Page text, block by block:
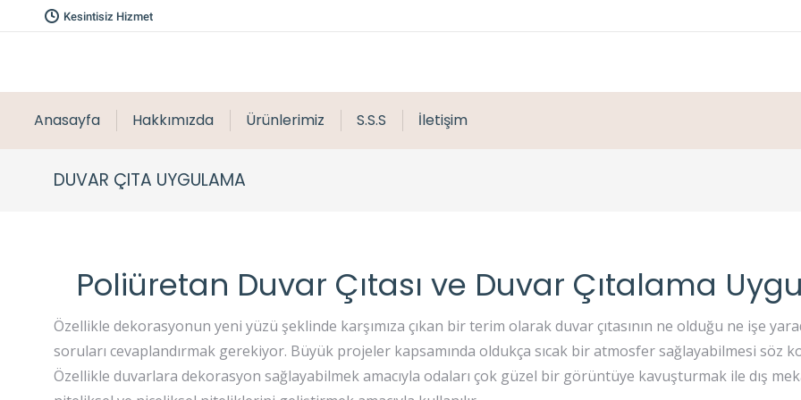
Kesintisiz Hizmet
Anasayfa Hakkımızda Ürünlerimiz S.S.S İletişim
DUVAR ÇITA UYGULAMA
Poliüretan Duvar Çıtası ve Duvar Çıtalama
Özellikle dekorasyonun yeni yüzü şeklinde karşımıza çıkan bir terim olarak duvar çıtasının ne olduğu ne işe
soruları cevaplandırmak gerekiyor. Büyük projeler kapsamında oldukça sıcak bir atmosfer sağlayabilmesi söz
Özellikle duvarlara dekorasyon sağlayabilmek amacıyla odaları çok güzel bir görüntüye kavuşturmak ile dış